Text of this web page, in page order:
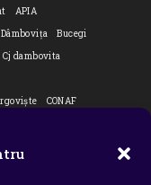
APIA
Bucegi
Cj dambovita
CONAF